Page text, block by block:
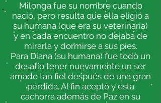
Milonga fue su nombre cuando
nació, pero resulta que ella eligió a
su humana (que era su veterinaria)
y en cada encuentro no dejaba de
mirarla y dormirse a sus pies.
Para Diana (su humana) fue todo un
desafío tener nuevamente un ser
amado tan fiel después de una gran
pérdida. Al fin aceptó y esta
cachorra además de Paz en su